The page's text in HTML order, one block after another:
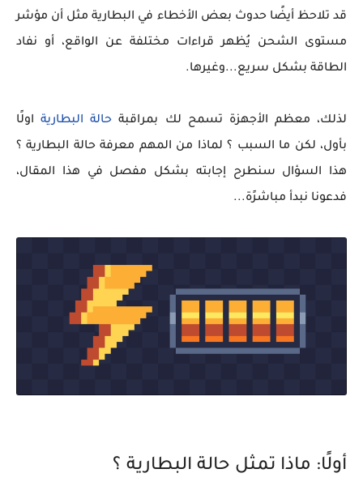
قد تلاحظ أيضًا حدوث بعض الأخطاء في البطارية مثل أن مؤشر
مستوى الشحن يُظهر قراءات مختلفة عن الواقع، أو نفاد
الطاقة بشكل سريع...وغيرها.
لذلك، معظم الأجهزة تسمح لك بمراقبة حالة البطاريةاولًا
بأول، لكن ما السبب ؟ لماذا من المهم معرفة حالة البطارية ؟
هذا السؤال سنطرح إجابته بشكل مفصل في هذا المقال،
فدعونا نبدأ مباشرًة...
أولًا: ماذا تمثل حالة البطارية ؟